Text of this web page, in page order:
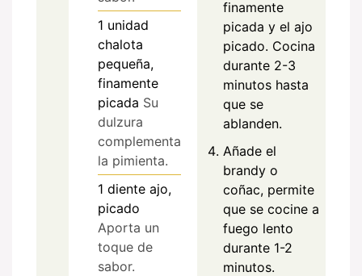
1 unidad
chalota
pequeña,
finamente
picada Su
dulzura
complementa
la pimienta.
1 diente ajo,
picado
Aporta un
toque de
sabor.
finamente
picada y el ajo
picado. Cocina
durante 2-3
minutos hasta
que se
ablanden.
Añade el
brandy o
coñac, permite
que se cocine a
fuego lento
durante 1-2
minutos.